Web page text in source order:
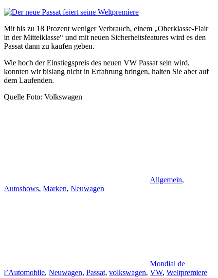
Mit bis zu 18 Prozent weniger Verbrauch, einem „Oberklasse-Flair
in der Mittelklasse“ und mit neuen Sicherheitsfeatures wird es den
Passat dann zu kaufen geben.
Wie hoch der Einstiegspreis des neuen VW Passat sein wird,
konnten wir bislang nicht in Erfahrung bringen, halten Sie aber auf
dem Laufenden.
Quelle Foto: Volkswagen
Allgemein,
Autoshows, Marken, Neuwagen
Mondial de
l’Automobile, Neuwagen, Passat, volkswagen, VW, Weltpremiere